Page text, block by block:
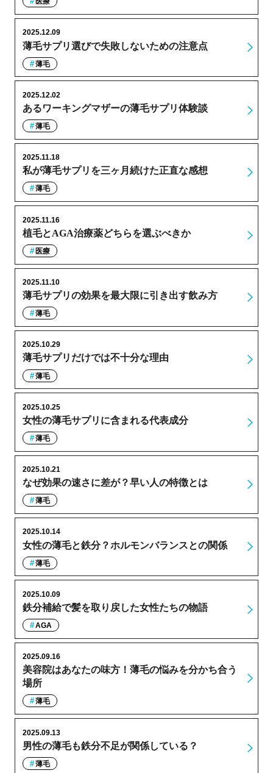
薄毛サプリ選びで失敗しないための注意点
2025.12.09
薄毛
あるワーキングマザーの薄毛サプリ体験談
2025.12.02
薄毛
私が薄毛サプリを三ヶ月続けた正直な感想
2025.11.18
薄毛
植毛とAGA治療薬どちらを選ぶべきか
2025.11.16
医療
薄毛サプリの効果を最大限に引き出す飲み方
2025.11.10
薄毛
薄毛サプリだけでは不十分な理由
2025.10.29
薄毛
女性の薄毛サプリに含まれる代表成分
2025.10.25
薄毛
なぜ効果の速さに差が？早い人の特徴とは
2025.10.21
薄毛
女性の薄毛と鉄分？ホルモンバランスとの関係
2025.10.14
薄毛
鉄分補給で髪を取り戻した女性たちの物語
2025.10.09
AGA
美容院はあなたの味方！薄毛の悩みを分かち合う
場所
2025.09.16
薄毛
男性の薄毛も鉄分不足が関係している？
2025.09.13
薄毛